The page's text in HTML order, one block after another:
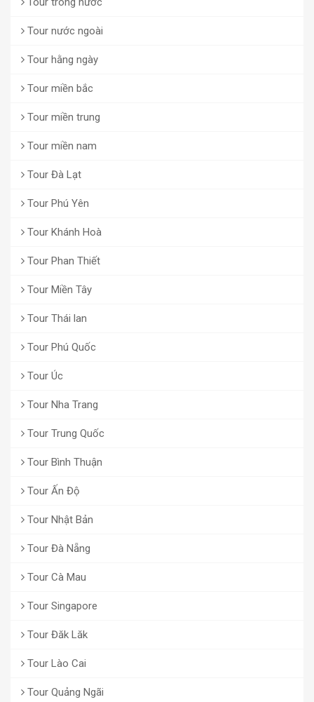
Tour nước ngoài
Tour hằng ngày
Tour miền bắc
Tour miền trung
Tour miền nam
Tour Đà Lạt
Tour Phú Yên
Tour Khánh Hoà
Tour Phan Thiết
Tour Miền Tây
Tour Thái lan
Tour Phú Quốc
Tour Úc
Tour Nha Trang
Tour Trung Quốc
Tour Bình Thuận
Tour Ấn Độ
Tour Nhật Bản
Tour Đà Nẵng
Tour Cà Mau
Tour Singapore
Tour Đăk Lăk
Tour Lào Cai
Tour Quảng Ngãi